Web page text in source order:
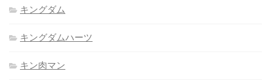
キングダム
キングダムハーツ
キン肉マン